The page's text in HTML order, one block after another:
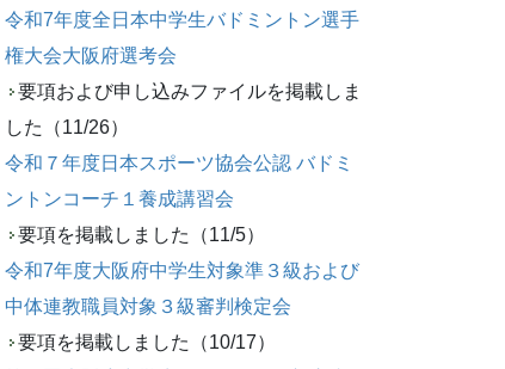
令和7年度全日本中学生バドミントン選手
権大会大阪府選考会
要項および申し込みファイルを掲載しま
した（11/26）
令和７年度日本スポーツ協会公認 バドミ
ントンコーチ１養成講習会
要項を掲載しました（11/5）
令和7年度大阪府中学生対象準３級および
中体連教職員対象３級審判検定会
要項を掲載しました（10/17）